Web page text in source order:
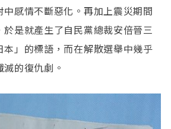
中感情不斷惡化。再加上震災期間
是就產生了自民黨總裁安倍晉三
本」的標語，而在解散選舉中幾乎
的復仇劇。